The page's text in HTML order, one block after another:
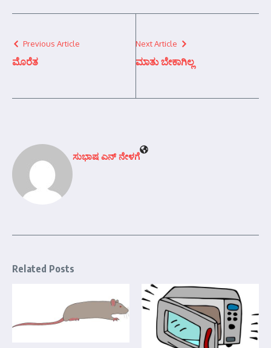
Previous Article
ಮೊರೆತ
Next Article
ಮಾತು ಬೇಕಾಗಿಲ್ಲ
ಸುಭಾಷ ಎನ್ ನೇಳಗೆ
Related Posts